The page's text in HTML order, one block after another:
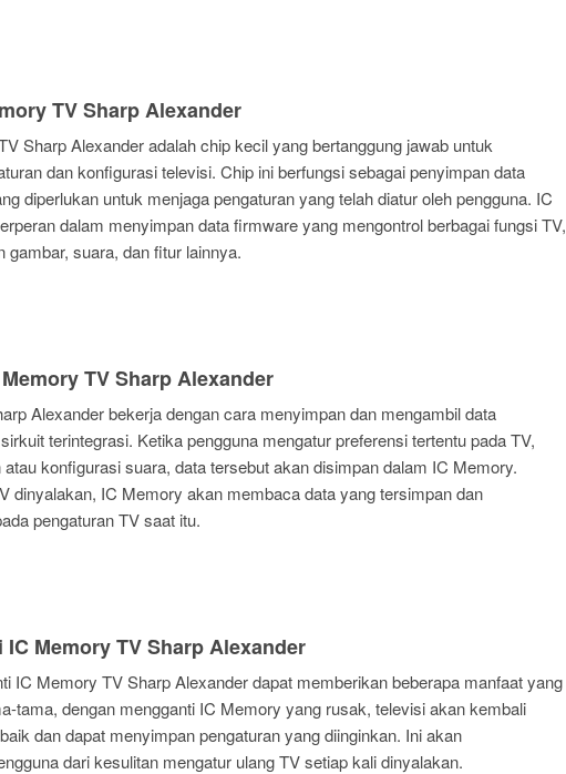
TV Sharp Alexander
Sharp Alexander adalah chip kecil yang bertanggung jawab untuk
dan konfigurasi televisi. Chip ini berfungsi sebagai penyimpan data
diperlukan untuk menjaga pengaturan yang telah diatur oleh pengguna. IC
dalam menyimpan data firmware yang mengontrol berbagai fungsi TV,
gambar, suara, dan fitur lainnya.
TV Sharp Alexander
Alexander bekerja dengan cara menyimpan dan mengambil data
terintegrasi. Ketika pengguna mengatur preferensi tertentu pada TV,
konfigurasi suara, data tersebut akan disimpan dalam IC Memory.
dinyalakan, IC Memory akan membaca data yang tersimpan dan
pengaturan TV saat itu.
IC Memory TV Sharp Alexander
IC Memory TV Sharp Alexander dapat memberikan beberapa manfaat yang
tama, dengan mengganti IC Memory yang rusak, televisi akan kembali
dan dapat menyimpan pengaturan yang diinginkan. Ini akan
dari kesulitan mengatur ulang TV setiap kali dinyalakan.